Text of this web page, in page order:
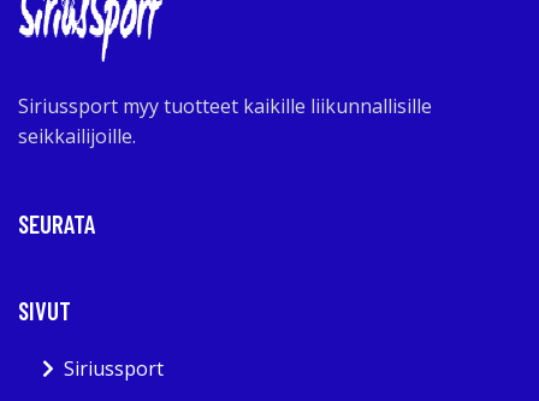
Siriussport myy tuotteet kaikille liikunnallisille
seikkailijoille.
SEURATA
SIVUT
Siriussport